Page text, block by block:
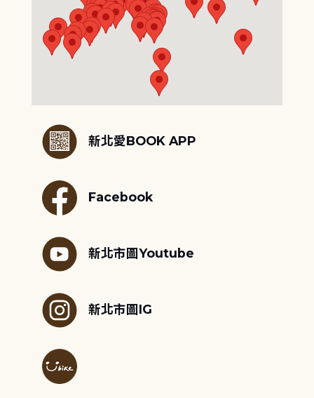
新北愛BOOK APP
Facebook
新北市圖Youtube
新北市圖IG